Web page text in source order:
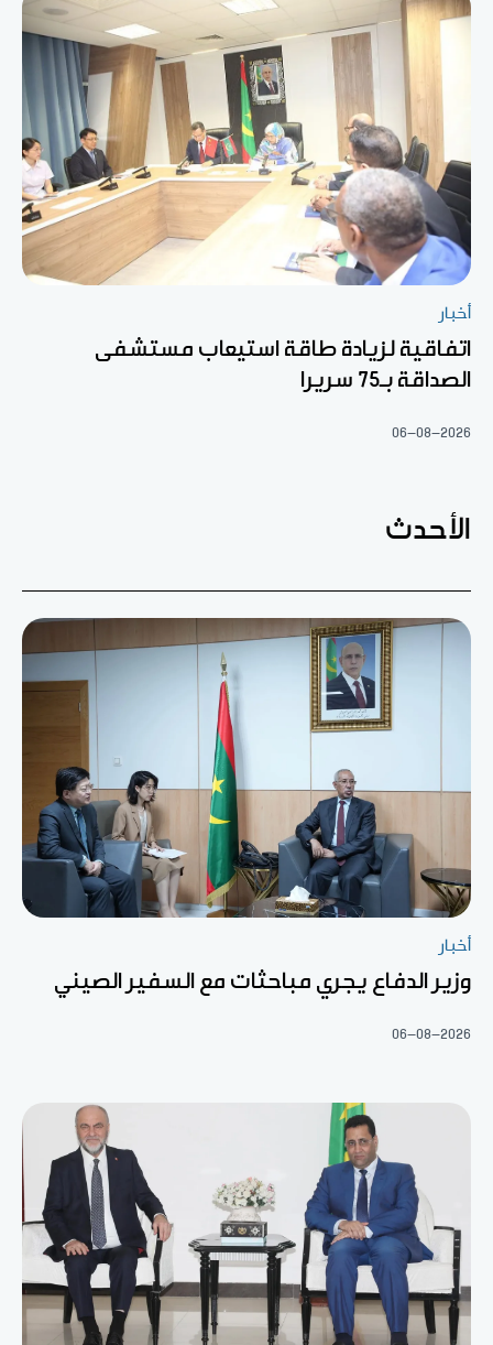
أخبار
اتفاقية لزيادة طاقة استيعاب مستشفى
الصداقة بـ75 سريرا
06-08-2026
الأحدث
أخبار
وزير الدفاع يجري مباحثات مع السفير الصيني
06-08-2026